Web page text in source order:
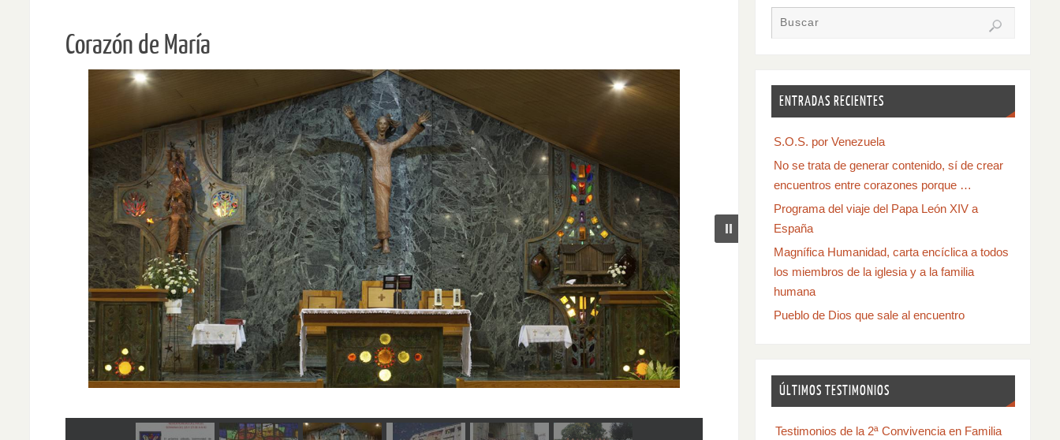
Corazón de María
ENTRADAS RECIENTES
S.O.S. por Venezuela
No se trata de generar contenido, sí de crear
encuentros entre corazones porque …
Programa del viaje del Papa León XIV a
España
Magnífica Humanidad, carta encíclica a todos
los miembros de la iglesia y a la familia
humana
Pueblo de Dios que sale al encuentro
ÚLTIMOS TESTIMONIOS
Testimonios de la 2ª Convivencia en Familia